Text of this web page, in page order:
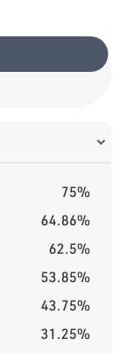
75%
64.86%
62.5%
53.85%
43.75%
31.25%